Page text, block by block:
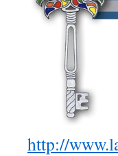
http://